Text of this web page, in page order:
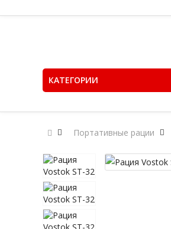
КАТЕГОРИИ
Портативные рации